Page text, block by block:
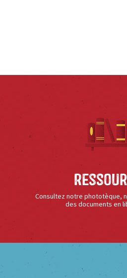
Consultez notre phototèque,
des documents en